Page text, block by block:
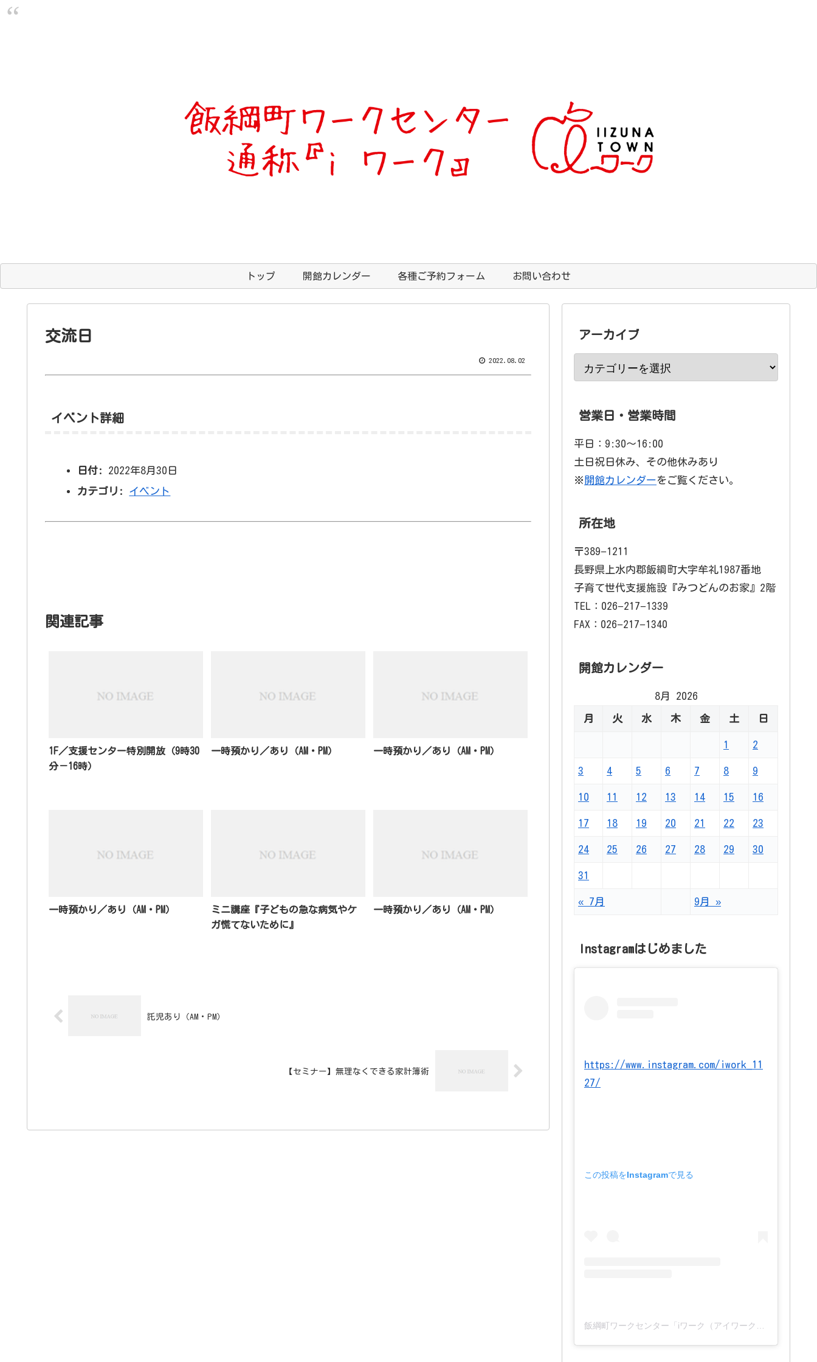
トップ 開館カレンダー 各種ご予約フォーム お問い合わせ
交流日
2022.08.02
イベント詳細
日付:
2022年8月30日
カテゴリ:
イベント
関連記事
1F／支援センター特別開放（9時30
分－16時）
一時預かり／あり（AM・PM） 一時預かり／あり（AM・PM）
一時預かり／あり（AM・PM）
ミニ講座『子どもの急な病気やケ
ガ慌てないために』
一時預かり／あり（AM・PM）
託児あり（AM・PM）
【セミナー】無理なくできる家計簿術
アーカイブ
営業日・営業時間
平日：9:30〜16:00
土日祝日休み、その他休みあり
※ 開館カレンダーをご覧ください。
所在地
〒389−1211
長野県上水内郡飯綱町大字牟礼1987番地
子育て世代支援施設『みつどんのお家』2階
TEL：026−217−1339
FAX：026−217−1340
開館カレンダー
8月 2026
月 火 水 木 金 土 日
1 2
3 4 5 6 7 8 9
10 11 12 13 14 15 16
17 18 19 20 21 22 23
24 25 26 27 28 29 30
31
« 7月 9月 »
Instagramはじめました
https://www.instagram.com/iwork_11
27/
この投稿をInstagramで見る